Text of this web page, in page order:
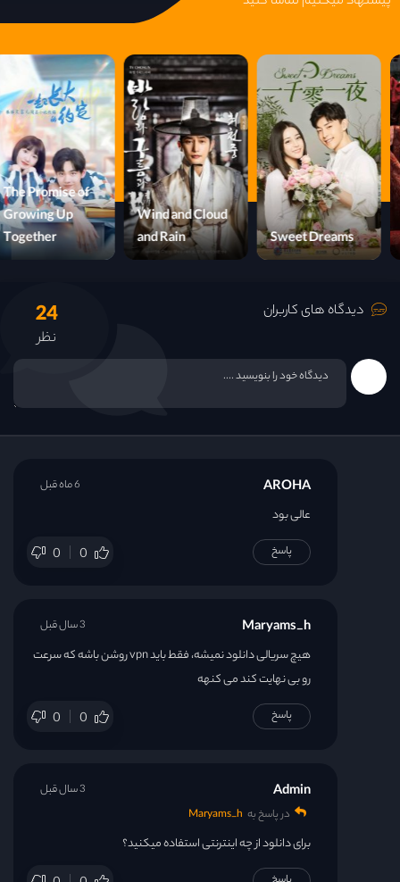
Sweet Dreams
Wind and Cloud
and Rain
The Promise of
Growing Up
Together
دیدگاه های کاربران 24
نظر
AROHA
عالی بود
0 0
6 ماه قبل
پاسخ
Maryams_h
هیچ سریالی دانلود نمیشه، فقط باید vpn روشن باشه که سرعت
رو بی نهایت کند می کنهه
0 0
3 سال قبل
پاسخ
Admin
در پاسخ به Maryams_h
برای دانلود از چه اینترنتی استفاده میکنید؟
3 سال قبل